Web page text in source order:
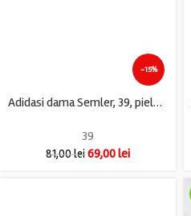
-15%
Adidasi dama Semler, 39, piele intoarsa, gri
39
81,00lei69,00lei